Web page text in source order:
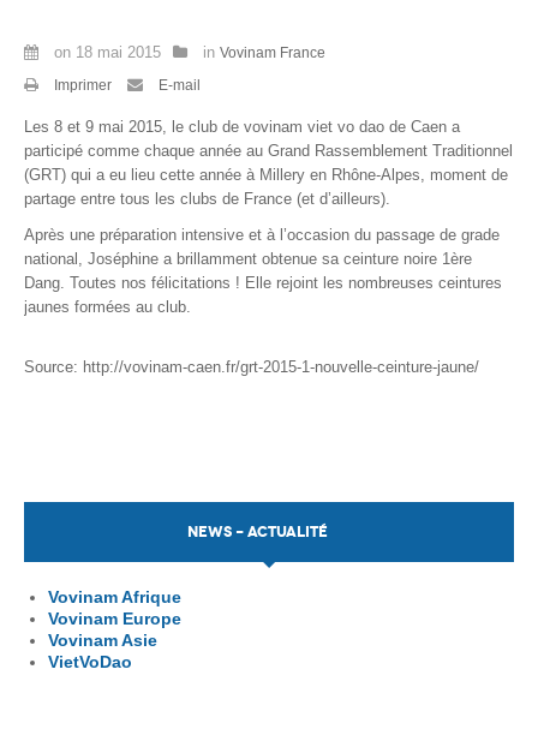
on 18 mai 2015 in Vovinam France
Imprimer
E-mail
Les 8 et 9 mai 2015, le club de vovinam viet vo dao de Caen a
participé comme chaque année au Grand Rassemblement Traditionnel
(GRT) qui a eu lieu cette année à Millery en Rhône-Alpes, moment de
partage entre tous les clubs de France (et d’ailleurs).
Après une préparation intensive et à l’occasion du passage de grade
national, Joséphine a brillamment obtenue sa ceinture noire 1ère
Dang. Toutes nos félicitations ! Elle rejoint les nombreuses ceintures
jaunes formées au club.
Source: http://vovinam-caen.fr/grt-2015-1-nouvelle-ceinture-jaune/
NEWS - ACTUALITÉ
Vovinam Afrique
Vovinam Europe
Vovinam Asie
VietVoDao